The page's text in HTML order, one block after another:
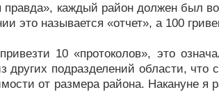
правда», каждый район должен был
это называется «отчет», а 100
10 «протоколов», это
других подразделений области, что
от размера района. Накануне